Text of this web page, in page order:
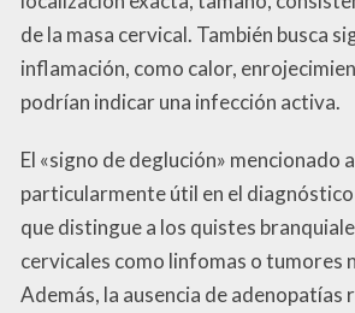
de la masa cervical. También busca
inflamación, como calor,
podrían indicar una infección activa.
El «signo de deglución» mencionado
particularmente útil en el
que distingue a los quistes
cervicales como linfomas o tumores
Además, la ausencia de adenopatías